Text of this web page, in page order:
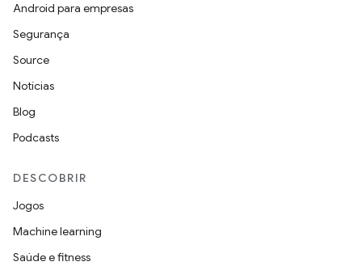
Android para empresas
Segurança
Source
Notícias
Blog
Podcasts
DESCOBRIR
Jogos
Machine learning
Saúde e fitness